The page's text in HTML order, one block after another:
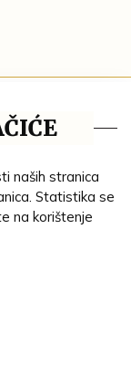
naših stranica
Statistika se
na korištenje